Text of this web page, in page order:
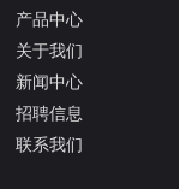
产品中心
关于我们
新闻中心
招聘信息
联系我们